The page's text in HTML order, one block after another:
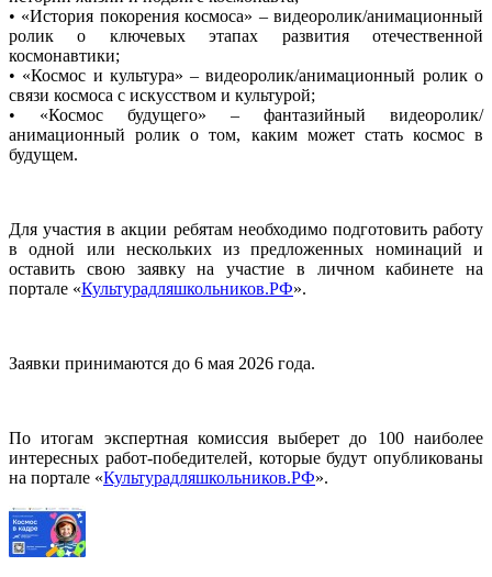
• «История покорения космоса» – видеоролик/анимационный
ролик о ключевых этапах развития отечественной
космонавтики;
• «Космос и культура» – видеоролик/анимационный ролик о
связи космоса с искусством и культурой;
• «Космос будущего» – фантазийный видеоролик/
анимационный ролик о том, каким может стать космос в
будущем.
Для участия в акции ребятам необходимо подготовить работу
в одной или нескольких из предложенных номинаций и
оставить свою заявку на участие в личном кабинете на
портале «Культурадляшкольников.РФ».
Заявки принимаются до 6 мая 2026 года.
По итогам экспертная комиссия выберет до 100 наиболее
интересных работ-победителей, которые будут опубликованы
на портале «Культурадляшкольников.РФ».